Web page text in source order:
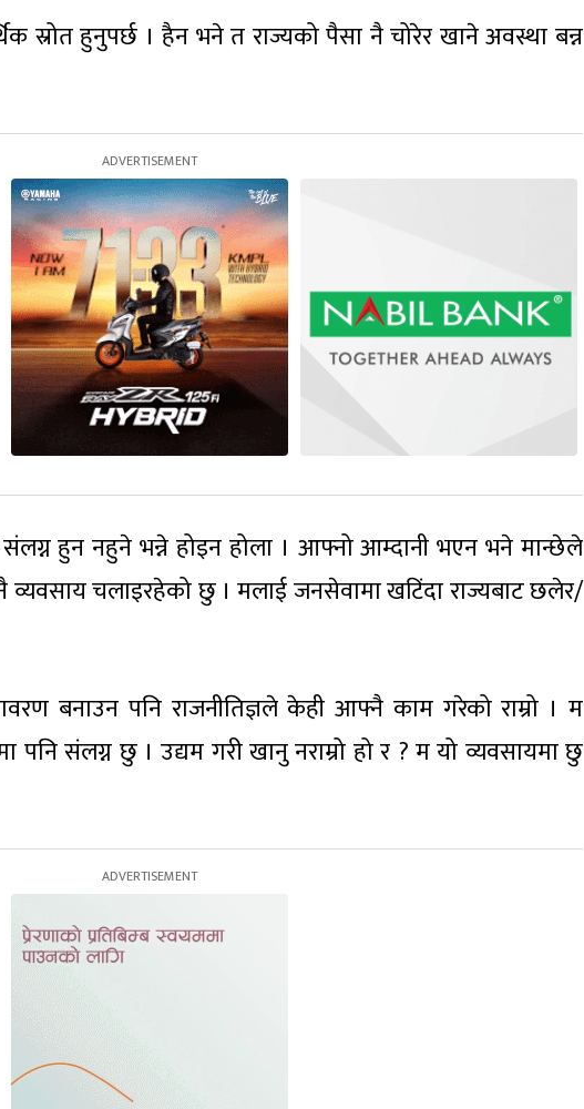
स्रोत हुनुपर्छ । हैन भने त राज्यको पैसा नै चोरेर खाने अवस्था बन्न
संलग्न हुन नहुने भन्ने होइन होला । आफ्नो आम्दानी भएन भने मान्छेले
चलाइरहेको छु । मलाई जनसेवामा खटिंदा राज्यबाट छलेर/
बनाउन पनि राजनीतिज्ञले केही आफ्नै काम गरेको राम्रो । म
पनि संलग्न छु । उद्यम गरी खानु नराम्रो हो र ? म यो व्यवसायमा छु